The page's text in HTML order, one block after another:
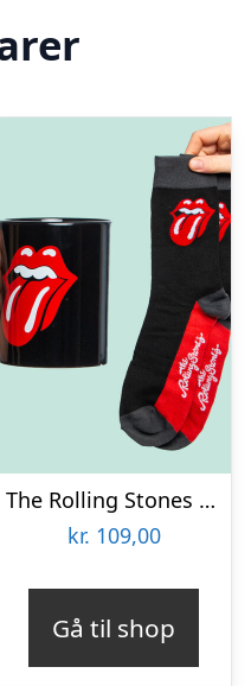
The Rolling Stones Krus & Strømper Gavesæt
kr. 109,00
Gå til shop